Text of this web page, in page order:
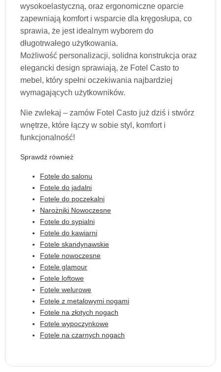
wysokoelastyczną, oraz ergonomiczne oparcie
zapewniają komfort i wsparcie dla kręgosłupa, co
sprawia, że jest idealnym wyborem do
długotrwałego użytkowania.
Możliwość personalizacji, solidna konstrukcja oraz
elegancki design sprawiają, że Fotel Casto to
mebel, który spełni oczekiwania najbardziej
wymagających użytkowników.
Nie zwlekaj – zamów Fotel Casto już dziś i stwórz
wnętrze, które łączy w sobie styl, komfort i
funkcjonalność!
Sprawdź również
Fotele do salonu
Fotele do jadalni
Fotele do poczekalni
Narożniki Nowoczesne
Fotele do sypialni
Fotele do kawiarni
Fotele skandynawskie
Fotele nowoczesne
Fotele glamour
Fotele loftowe
Fotele welurowe
Fotele z metalowymi nogami
Fotele na złotych nogach
Fotele wypoczynkowe
Fotele na czarnych nogach